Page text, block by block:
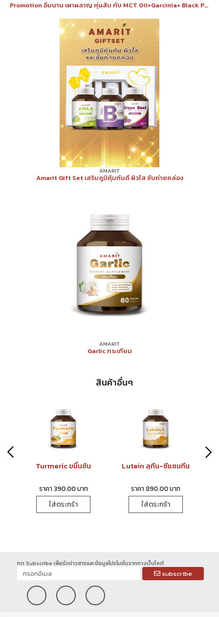
Promotion อิ่มนาน เผาผลาญ หุ่นสับ กับ MCT Oil+Garcinia+ Black Pepper
AMARIT
Amarit Gift Set เสริมภูมิคุ้มกันดี ผิวใส ขับถ่ายคล่อง
AMARIT
Garlic กระเทียม
สินค้าอื่นๆ
Turmeric ขมิ้นชัน
ราคา 390.00 บาท
ใส่ตระกร้า
Lutein ลูทีน-ซีแซนทีน
ราคา 890.00 บาท
ใส่ตระกร้า
กด Subscribe เพื่อรับข่าวสารและข้อมูลโปรโมชั่นจากทางเว็บไซต์
subscribe